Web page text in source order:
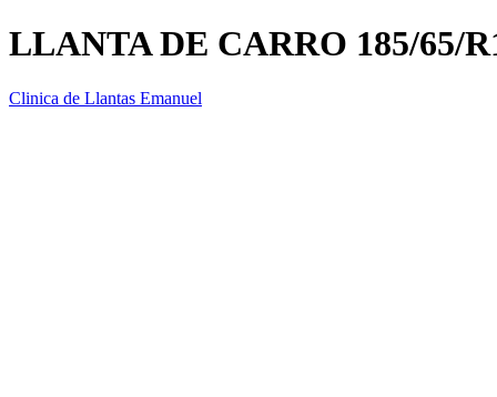
LLANTA DE CARRO 185/65/
Clinica de Llantas Emanuel